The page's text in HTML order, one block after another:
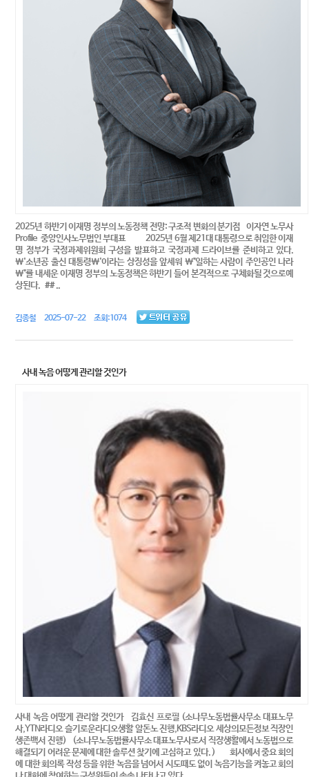
2025년 하반기 이재명 정부의 노동정책 전망: 구조적 변화의 분기점 이자연 노무사
Profile 중앙인사노무법인 부대표 2025년 6월 제21대 대통령으로 취임한 이재
명 정부가 국정과제위원회 구성을 발표하고 국정과제 드라이브를 준비하고 있다.
\'소년공 출신 대통령\'이라는 상징성을 앞세워 \"일하는 사람이 주인공인 나라
\"를 내세운 이재명 정부의 노동정책은 하반기 들어 본격적으로 구체화될 것으로예
상된다. ## ..
김종철 2025-07-22 조회:1074
사내 녹음 어떻게 관리할 것인가
사내 녹음 어떻게 관리할 것인가 김효신 프로필 (소나무노동법률사무소 대표노무
사,YTN라디오 슬기로운라디오생활 알돈노 진행,KBS라디오 세상의모든정보 직장인
생존백서 진행) (소나무노동법률사무소 대표노무사로서 직장생활에서 노동법으로
해결되기 어려운 문제에 대한 솔루션 찾기에 고심하고 있다. ) 회사에서 중요 회의
에 대한 회의록 작성 등을 위한 녹음을 넘어서 시도때도 없이 녹음기능을 켜놓고 회의